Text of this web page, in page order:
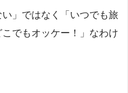
い」ではなく「いつでも旅
でもオッケー！」なわけ